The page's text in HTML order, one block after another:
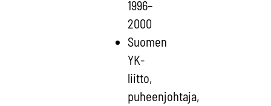
1996–
2000
Suomen
YK-
liitto,
puheenjohtaja,